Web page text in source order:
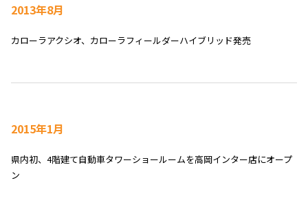
2013年8月
カローラアクシオ、カローラフィールダーハイブリッド発売
2015年1月
県内初、4階建て自動車タワーショールームを高岡インター店にオープ
ン